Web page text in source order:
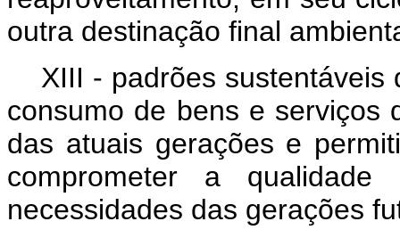
outra destinação final
XIII - padrões
consumo de bens e serviços
das atuais gerações e
comprometer a
necessidades das gerações